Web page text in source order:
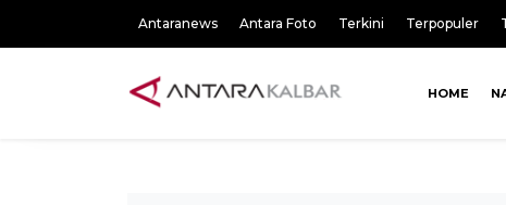
Antaranews Antara Foto Terkini Terpopuler
HOME